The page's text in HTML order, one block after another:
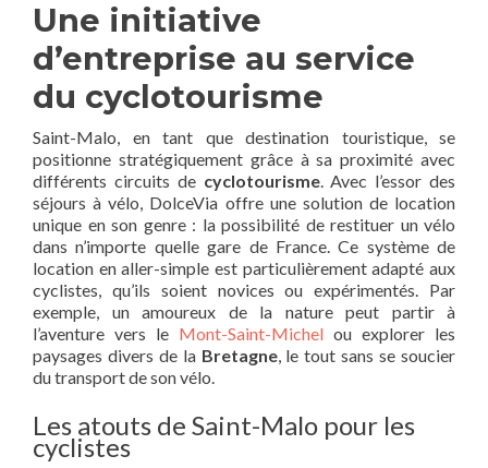
Une initiative
d’entreprise au service
du cyclotourisme
Saint-Malo, en tant que destination touristique, se
positionne stratégiquement grâce à sa proximité avec
différents circuits de cyclotourisme. Avec l’essor des
séjours à vélo, DolceVia offre une solution de location
unique en son genre : la possibilité de restituer un vélo
dans n’importe quelle gare de France. Ce système de
location en aller-simple est particulièrement adapté aux
cyclistes, qu’ils soient novices ou expérimentés. Par
exemple, un amoureux de la nature peut partir à
l’aventure vers le Mont-Saint-Michel ou explorer les
paysages divers de la Bretagne, le tout sans se soucier
du transport de son vélo.
Les atouts de Saint-Malo pour les
cyclistes